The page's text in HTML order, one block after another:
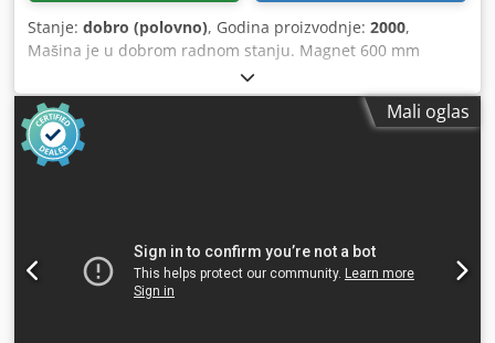
Stanje: dobro (polovno), Godina proizvodnje: 2000,
Mašina je u dobrom radnom stanju. Magnet 600 mm
Mali oglas